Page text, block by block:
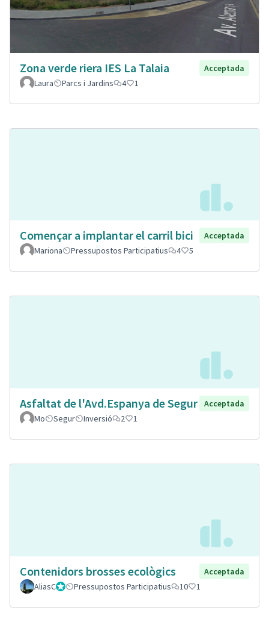
Zona verde riera IES La Talaia
Acceptada
Laura
Parcs i Jardins 4 1
Començar a implantar el carril bici
Acceptada
Mariona
Pressupostos Participatius 4 5
Asfaltat de l'Avd.Espanya de Segur
Acceptada
Mo
Segur Inversió 2 1
Contenidors brosses ecològics
Acceptada
AliasCGestorPressupostos Participatius 10 1